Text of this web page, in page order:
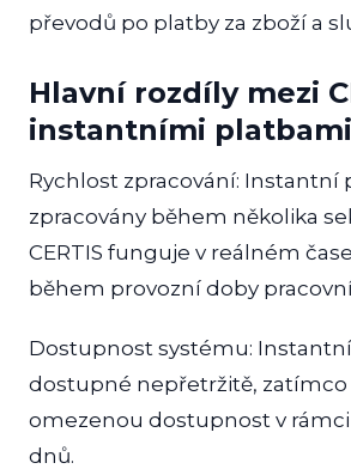
převodů po platby za zboží a
Hlavní rozdíly mezi
instantními platbami
Rychlost zpracování: Instantní
zpracovány během několika
CERTIS funguje v reálném
během provozní doby
Dostupnost systému:
dostupné nepřetržitě, zatímco
omezenou dostupnost v
dnů.